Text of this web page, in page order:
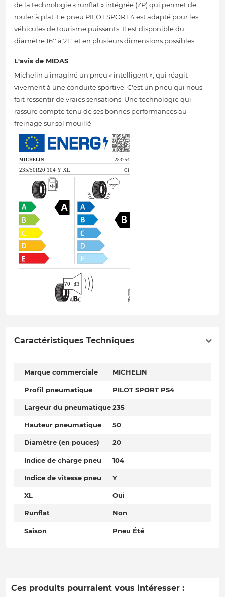
de la technologie « runflat » intégrée (ZP) qui permet de
rouler à plat. Le pneu PILOT SPORT 4 est adapté pour les
véhicules de tourisme puissants. Il est disponible du
diamètre 16'' à 21'' et en plusieurs dimensions possibles.
L'avis de MIDAS
Michelin a imaginé un pneu « intelligent », qui réagit
vivement à une conduite sportive. C'est un pneu qui nous
fait ressentir de vraies sensations. Une technologie qui
rassure compte tenu de ses bonnes performances au
freinage sur sol mouillé
Caractéristiques Techniques
Marque commerciale MICHELIN
Profil pneumatique PILOT SPORT PS4
Largeur du pneumatique235
Hauteur pneumatique 50
Diamètre (en pouces) 20
Indice de charge pneu 104
Indice de vitesse pneu Y
XL Oui
Runflat Non
Saison Pneu Été
Ces produits pourraient vous intéresser :